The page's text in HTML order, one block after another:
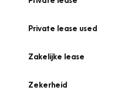
Private lease used
Zakelijke lease
Zekerheid